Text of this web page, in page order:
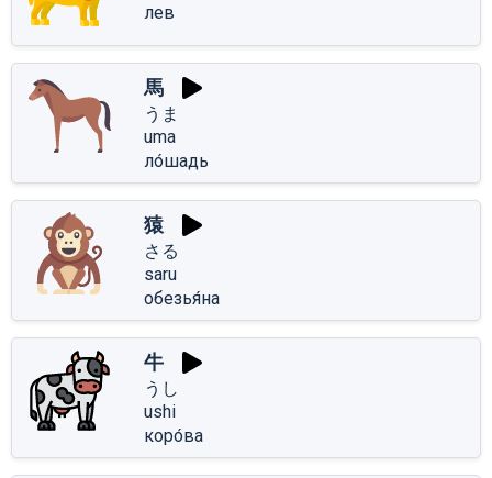
лев
馬
うま
uma
ло́шадь
猿
さる
saru
обезья́на
牛
うし
ushi
коро́ва